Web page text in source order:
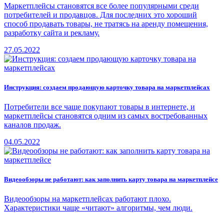
Маркетплейсы становятся все более популярными среди
потребителей и продавцов. Для последних это хороший
способ продавать товары, не тратясь на аренду помещения,
разработку сайта и рекламу.
27.05.2022
Инструкция: создаем продающую карточку товара на маркетплейсах
Потребители все чаще покупают товары в интернете, и
маркетплейсы становятся одним из самых востребованных
каналов продаж.
04.05.2022
Видеообзоры не работают: как заполнить карту товара на маркетплейсе
Видеообзоры на маркетплейсах работают плохо.
Характеристики чаще «читают» алгоритмы, чем люди.